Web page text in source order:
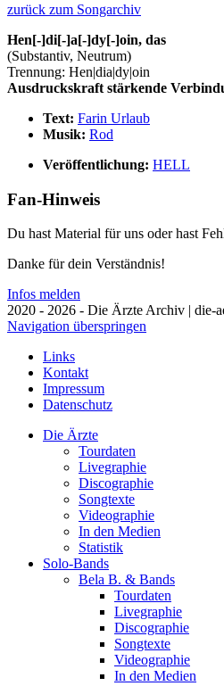
zurück zum Songarchiv
Hen[-]di[-]a[-]dy[-]oin, das
(Substantiv, Neutrum)
Trennung: Hen|dia|dy|oin
Ausdruckskraft stärkende
Text: Farin Urlaub
Musik: Rod
Veröffentlichung: HELL
Fan-Hinweis
Du hast Material für uns oder hast
Danke für dein Verständnis!
Infos melden
2020 - 2026 - Die Ärzte Archiv | die-
Navigation überspringen
Links
Kontakt
Impressum
Datenschutz
Die Ärzte
Tourdaten
Livegraphie
Discographie
Songtexte
Videographie
In den Medien
Statistik
Solo-Bands
Bela B. & Bands
Tourdaten
Livegraphie
Discographie
Songtexte
Videographie
In den Medien